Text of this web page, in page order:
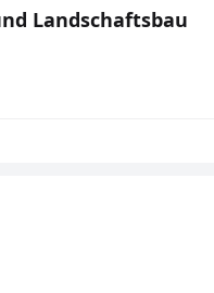
Landschaftsbau